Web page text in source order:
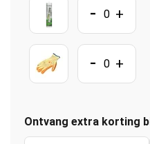
- +
- +
Ontvang extra korting